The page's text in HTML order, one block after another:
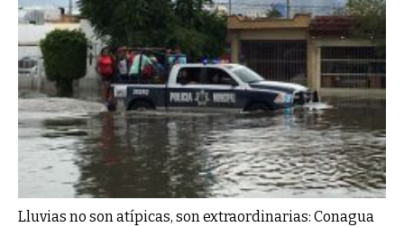
Lluvias no son atípicas, son extraordinarias: Conagua